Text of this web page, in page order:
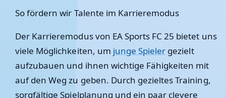
So fördern wir Talente im Karrieremodus
Der Karrieremodus von EA Sports FC 25 bietet uns
viele Möglichkeiten, um junge Spieler gezielt
aufzubauen und ihnen wichtige Fähigkeiten mit
auf den Weg zu geben. Durch gezieltes Training,
sorgfältige Spielplanung und ein paar clevere